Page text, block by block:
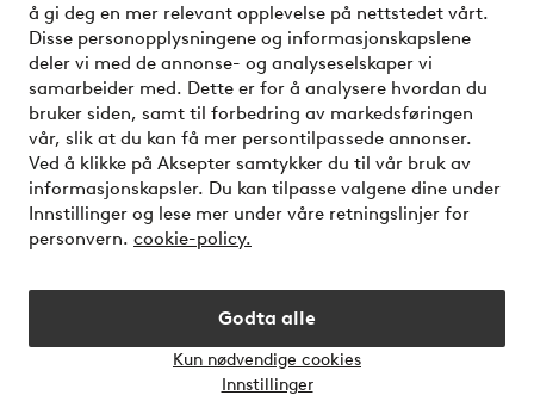
å gi deg en mer relevant opplevelse på nettstedet vårt.
Disse personopplysningene og informasjonskapslene
deler vi med de annonse- og analyseselskaper vi
samarbeider med. Dette er for å analysere hvordan du
bruker siden, samt til forbedring av markedsføringen
vår, slik at du kan få mer persontilpassede annonser.
Ved å klikke på Aksepter samtykker du til vår bruk av
informasjonskapsler. Du kan tilpasse valgene dine under
Innstillinger og lese mer under våre retningslinjer for
personvern. cookie-policy.
Godta alle
Kun nødvendige cookies
Innstillinger
Sikre betalinger - Betal direkte eller del opp
Vil du vite mer om våre betalingsalternativer?
elpy